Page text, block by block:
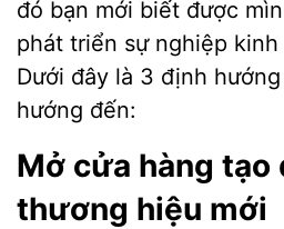
đó bạn mới biết được
phát triển sự nghiệp kinh
Dưới đây là 3 định
hướng đến:
Mở cửa hàng tạo
thương hiệu mới